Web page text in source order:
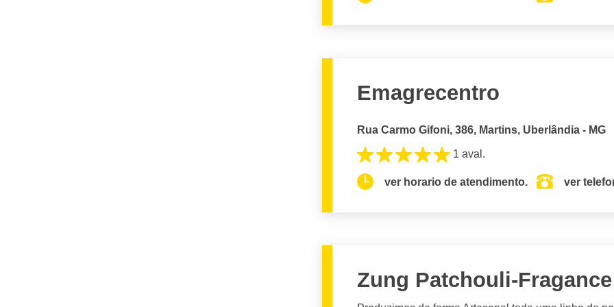
Emagrecentro
Rua Carmo Gifoni, 386, Martins, Uberlândia - MG
1 aval.
ver horario de atendimento. ver
Zung Patchouli-Fragance